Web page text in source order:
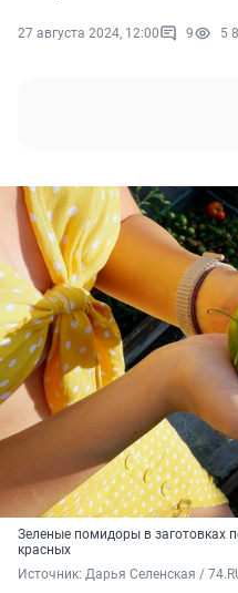
27 августа 2024, 12:00 9 5
Зеленые помидоры в заготовках
красных
Источник: Дарья Селенская /